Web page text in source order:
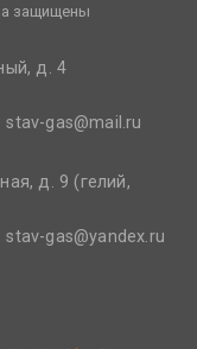
защищены
д. 4
gas@mail.ru​
д. 9 (гелий,
gas@yandex.ru​